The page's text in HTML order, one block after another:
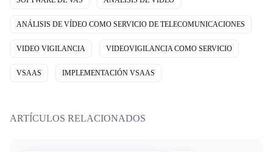
ANÁLISIS DE VÍDEO COMO SERVICIO DE TELECOMUNICACIONES
VIDEO VIGILANCIA VIDEOVIGILANCIA COMO SERVICIO
VSAAS IMPLEMENTACIÓN VSAAS
ARTÍCULOS RELACIONADOS